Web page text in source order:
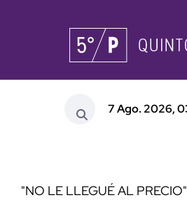
7 Ago. 2026,
"NO LE LLEGUÉ AL PRECIO"